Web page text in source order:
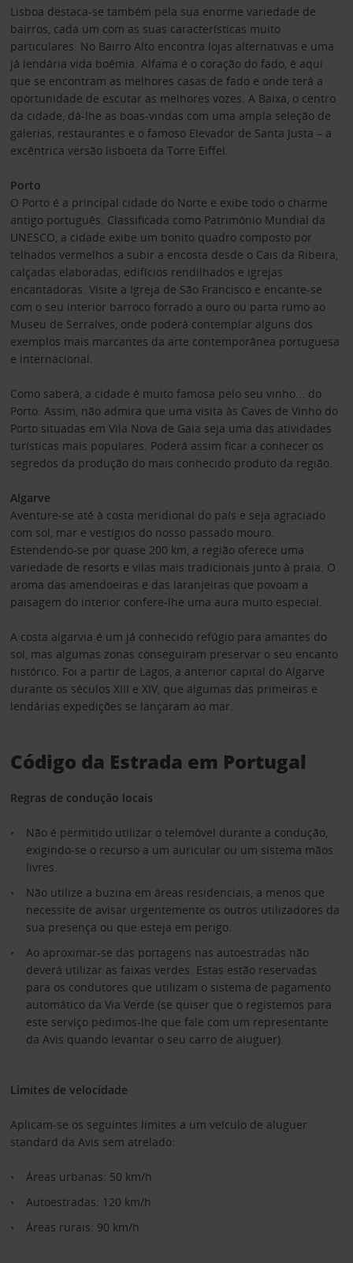
Lisboa destaca-se também pela sua enorme variedade de
bairros, cada um com as suas características muito
particulares. No Bairro Alto encontra lojas alternativas e uma
já lendária vida boémia. Alfama é o coração do fado, é aqui
que se encontram as melhores casas de fado e onde terá a
oportunidade de escutar as melhores vozes. A Baixa, o centro
da cidade, dá-lhe as boas-vindas com uma ampla seleção de
galerias, restaurantes e o famoso Elevador de Santa Justa – a
excêntrica versão lisboeta da Torre Eiffel.
Porto
O Porto é a principal cidade do Norte e exibe todo o charme
antigo português. Classificada como Património Mundial da
UNESCO, a cidade exibe um bonito quadro composto por
telhados vermelhos a subir a encosta desde o Cais da Ribeira,
calçadas elaboradas, edifícios rendilhados e igrejas
encantadoras. Visite a Igreja de São Francisco e encante-se
com o seu interior barroco forrado a ouro ou parta rumo ao
Museu de Serralves, onde poderá contemplar alguns dos
exemplos mais marcantes da arte contemporânea portuguesa
e internacional.
Como saberá, a cidade é muito famosa pelo seu vinho... do
Porto. Assim, não admira que uma visita às Caves de Vinho do
Porto situadas em Vila Nova de Gaia seja uma das atividades
turísticas mais populares. Poderá assim ficar a conhecer os
segredos da produção do mais conhecido produto da região.
Algarve
Aventure-se até à costa meridional do país e seja agraciado
com sol, mar e vestígios do nosso passado mouro.
Estendendo-se por quase 200 km, a região oferece uma
variedade de resorts e vilas mais tradicionais junto à praia. O
aroma das amendoeiras e das laranjeiras que povoam a
paisagem do interior confere-lhe uma aura muito especial.
A costa algarvia é um já conhecido refúgio para amantes do
sol, mas algumas zonas conseguiram preservar o seu encanto
histórico. Foi a partir de Lagos, a anterior capital do Algarve
durante os séculos XIII e XIV, que algumas das primeiras e
lendárias expedições se lançaram ao mar.
Código da Estrada em Portugal
Regras de condução locais
Não é permitido utilizar o telemóvel durante a condução,
exigindo-se o recurso a um auricular ou um sistema mãos
livres.
Não utilize a buzina em áreas residenciais, a menos que
necessite de avisar urgentemente os outros utilizadores da
sua presença ou que esteja em perigo.
Ao aproximar-se das portagens nas autoestradas não
deverá utilizar as faixas verdes. Estas estão reservadas
para os condutores que utilizam o sistema de pagamento
automático da Via Verde (se quiser que o registemos para
este serviço pedimos-lhe que fale com um representante
da Avis quando levantar o seu carro de aluguer).
Limites de velocidade
Aplicam-se os seguintes limites a um veículo de aluguer
standard da Avis sem atrelado:
Áreas urbanas: 50 km/h
Autoestradas: 120 km/h
Áreas rurais: 90 km/h